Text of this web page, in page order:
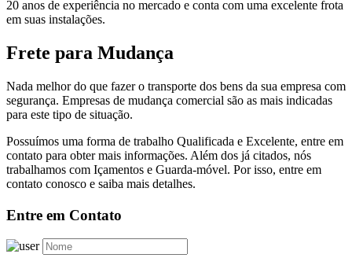
20 anos de experiência no mercado e conta com uma excelente frota
em suas instalações.
Frete para Mudança
Nada melhor do que fazer o transporte dos bens da sua empresa com
segurança. Empresas de mudança comercial são as mais indicadas
para este tipo de situação.
Possuímos uma forma de trabalho Qualificada e Excelente, entre em
contato para obter mais informações. Além dos já citados, nós
trabalhamos com Içamentos e Guarda-móvel. Por isso, entre em
contato conosco e saiba mais detalhes.
Entre em Contato